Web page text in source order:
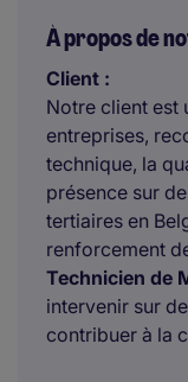
À propos de
Client :
Notre client est
entreprises,
technique, la
présence sur
tertiaires en
renforcement
Technicien de
intervenir sur
contribuer à la